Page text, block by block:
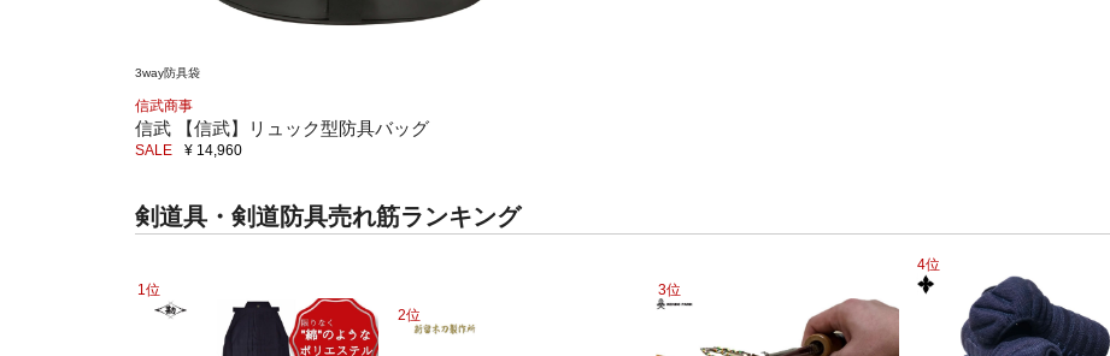
3way防具袋
信武商事
信武 【信武】リュック型防具バッグ
SALE ¥ 14,960
剣道具・剣道防具売れ筋ランキング
1位
2位
3位
4位